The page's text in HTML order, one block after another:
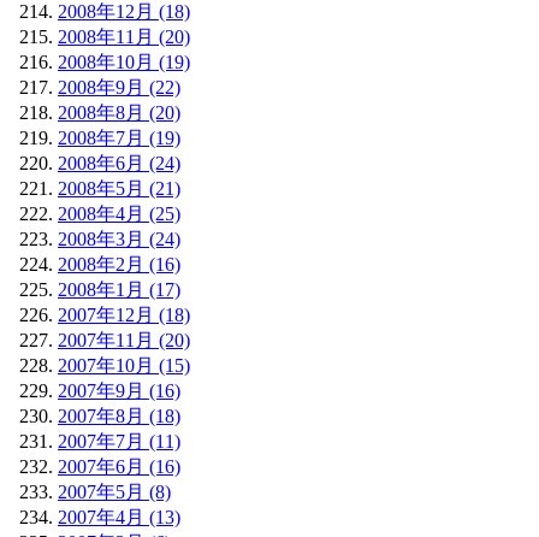
2008年12月 (18)
2008年11月 (20)
2008年10月 (19)
2008年9月 (22)
2008年8月 (20)
2008年7月 (19)
2008年6月 (24)
2008年5月 (21)
2008年4月 (25)
2008年3月 (24)
2008年2月 (16)
2008年1月 (17)
2007年12月 (18)
2007年11月 (20)
2007年10月 (15)
2007年9月 (16)
2007年8月 (18)
2007年7月 (11)
2007年6月 (16)
2007年5月 (8)
2007年4月 (13)